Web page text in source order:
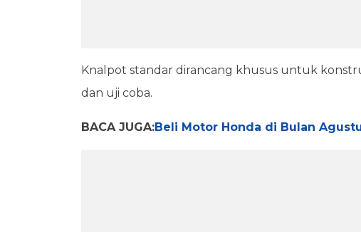
Knalpot standar dirancang khusus untuk
dan uji coba.
BACA JUGA:Beli Motor Honda di Bulan